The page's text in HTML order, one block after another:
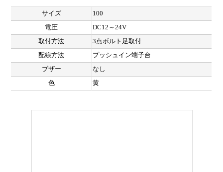
サイズ
100
電圧
DC12～24V
取付方法
3点ボルト足取付
配線方法
プッシュイン端子台
ブザー
なし
色
黄